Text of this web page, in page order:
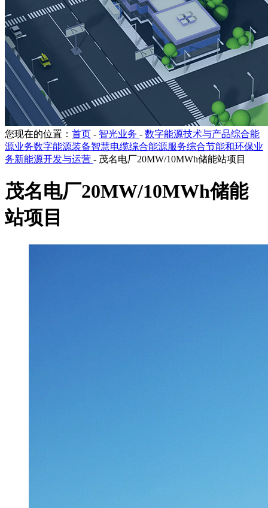
您现在的位置： 首页 - 智光业务 - 数字能源技术与产品综合能
源业务数字能源装备智慧电缆综合能源服务综合节能和环保业
务新能源开发与运营 - 茂名电厂20MW/10MWh储能站项目
茂名电厂20MW/10MWh储能
站项目